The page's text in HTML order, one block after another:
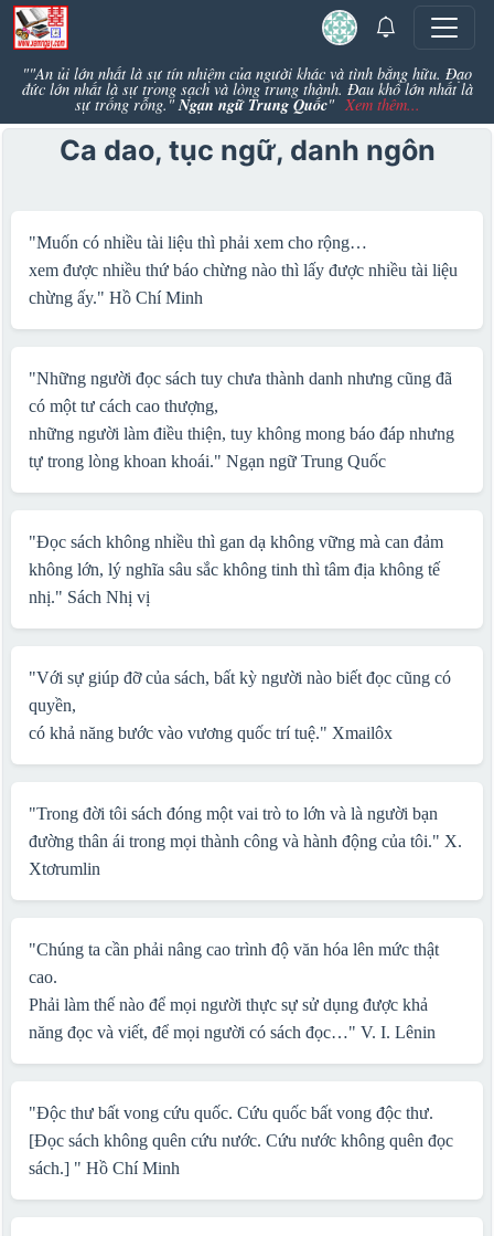
""An ủi lớn nhất là sự tín nhiệm của người khác và tình bằng hữu. Đạo
đức lớn nhất là sự trong sạch và lòng trung thành. Đau khổ lớn nhất là
sự trống rỗng."Ngạn ngữ Trung Quốc" Xem thêm...
Ca dao, tục ngữ, danh ngôn
"Muốn có nhiều tài liệu thì phải xem cho rộng…
xem được nhiều thứ báo chừng nào thì lấy được nhiều tài liệu
chừng ấy." Hồ Chí Minh
"Những người đọc sách tuy chưa thành danh nhưng cũng đã
có một tư cách cao thượng,
những người làm điều thiện, tuy không mong báo đáp nhưng
tự trong lòng khoan khoái." Ngạn ngữ Trung Quốc
"Đọc sách không nhiều thì gan dạ không vững mà can đảm
không lớn, lý nghĩa sâu sắc không tinh thì tâm địa không tế
nhị." Sách Nhị vị
"Với sự giúp đỡ của sách, bất kỳ người nào biết đọc cũng có
quyền,
có khả năng bước vào vương quốc trí tuệ." Xmailôx
"Trong đời tôi sách đóng một vai trò to lớn và là người bạn
đường thân ái trong mọi thành công và hành động của tôi." X.
Xtơrumlin
"Chúng ta cần phải nâng cao trình độ văn hóa lên mức thật
cao.
Phải làm thế nào để mọi người thực sự sử dụng được khả
năng đọc và viết, để mọi người có sách đọc…" V. I. Lênin
"Độc thư bất vong cứu quốc. Cứu quốc bất vong độc thư.
[Đọc sách không quên cứu nước. Cứu nước không quên đọc
sách.] " Hồ Chí Minh